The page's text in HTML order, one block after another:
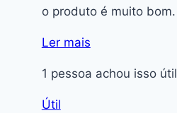
o produto é muito bom.
Ler mais
1 pessoa achou isso útil
Útil